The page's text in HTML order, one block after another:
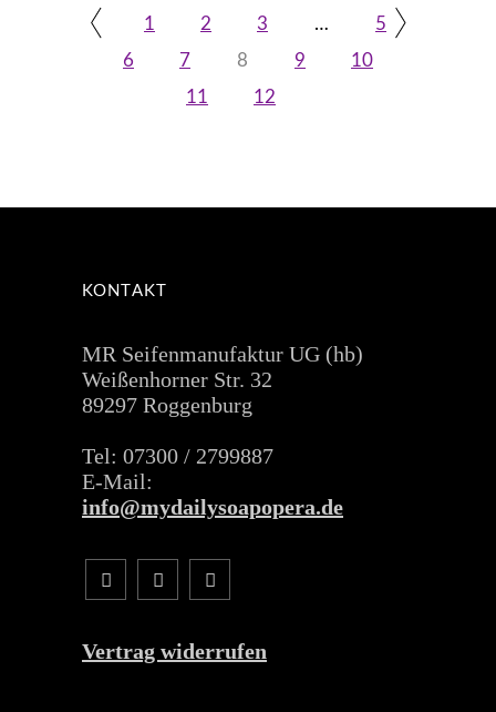
1 2 3 …
5
6
7 8 9
10
11
12
KONTAKT
MR Seifenmanufaktur UG (hb)
Weißenhorner Str. 32
89297 Roggenburg
Tel: 07300 / 2799887
E-Mail:
info@mydailysoapopera.de
Vertrag widerrufen